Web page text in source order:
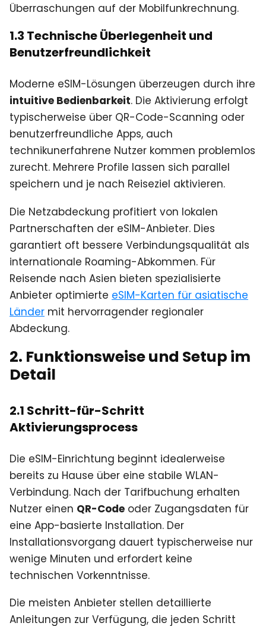
Überraschungen auf der Mobilfunkrechnung.
1.3 Technische Überlegenheit und
Benutzerfreundlichkeit
Moderne eSIM-Lösungen überzeugen durch ihre
intuitive Bedienbarkeit. Die Aktivierung erfolgt
typischerweise über QR-Code-Scanning oder
benutzerfreundliche Apps, auch
technikunerfahrene Nutzer kommen problemlos
zurecht. Mehrere Profile lassen sich parallel
speichern und je nach Reiseziel aktivieren.
Die Netzabdeckung profitiert von lokalen
Partnerschaften der eSIM-Anbieter. Dies
garantiert oft bessere Verbindungsqualität als
internationale Roaming-Abkommen. Für
Reisende nach Asien bieten spezialisierte
Anbieter optimierte eSIM-Karten für asiatische
Länder mit hervorragender regionaler
Abdeckung.
2. Funktionsweise und Setup im
Detail
2.1 Schritt-für-Schritt
Aktivierungsprocess
Die eSIM-Einrichtung beginnt idealerweise
bereits zu Hause über eine stabile WLAN-
Verbindung. Nach der Tarifbuchung erhalten
Nutzer einen QR-Code oder Zugangsdaten für
eine App-basierte Installation. Der
Installationsvorgang dauert typischerweise nur
wenige Minuten und erfordert keine
technischen Vorkenntnisse.
Die meisten Anbieter stellen detaillierte
Anleitungen zur Verfügung, die jeden Schritt